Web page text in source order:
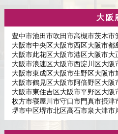
大阪
豊中市池田市吹田市高槻市茨木市
大阪市中央区大阪市西区大阪市都
大阪市此花区大阪市港区大阪市大
大阪市浪速区大阪市西淀川区大阪
大阪市東成区大阪市生野区大阪市
大阪市鶴見区大阪市阿倍野区大阪
大阪市東住吉区大阪市平野区大阪
枚方市寝屋川市守口市門真市摂津
堺市中区堺市北区高石市泉大津市